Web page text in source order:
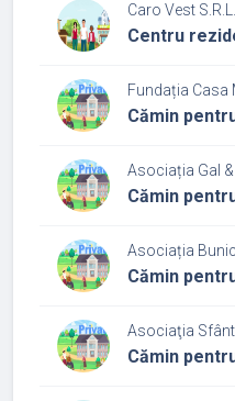
Caro Vest S.R.L.
Centru
Fundația Casa
Cămin
Asociația Gal &
Cămin
Asociația
Cămin
Asociaţia
Cămin